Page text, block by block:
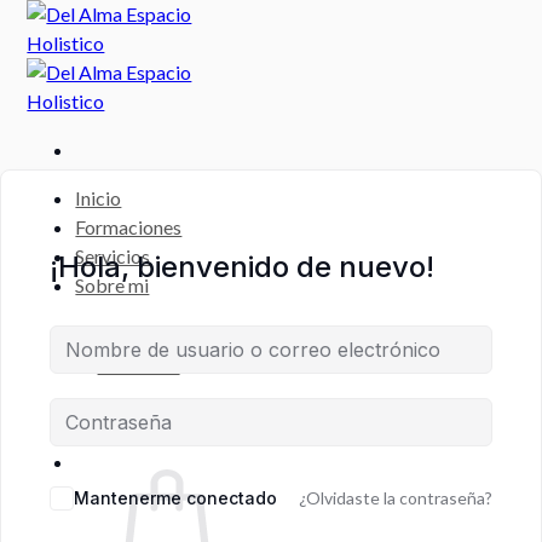
Saltar
contenido
Inicio
Formaciones
Servicios
Sobre mi
Escritorio
Registro de Estudiante
¡Hola, bienvenido de nuevo!
Mantenerme conectado ¿Olvidaste la contraseña?